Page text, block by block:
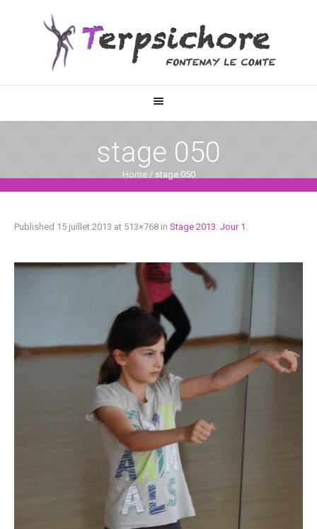
stage 050
Home / stage 050
Published 15 juillet 2013 at 513×768 in Stage 2013: Jour 1 .